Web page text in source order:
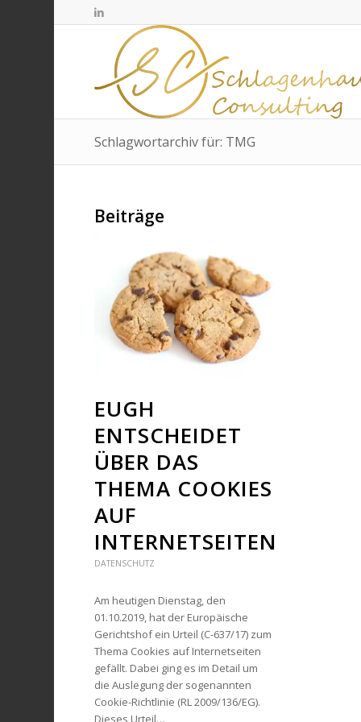
Schlagwortarchiv für: TMG
Beiträge
EUGH
ENTSCHEIDET
ÜBER DAS
THEMA COOKIES
AUF
INTERNETSEITEN
DATENSCHUTZ
Am heutigen Dienstag, den
01.10.2019, hat der Europäische
Gerichtshof ein Urteil (C-637/17) zum
Thema Cookies auf Internetseiten
gefällt. Dabei ging es im Detail um
die Auslegung der sogenannten
Cookie-Richtlinie (RL 2009/136/EG).
Dieses Urteil…